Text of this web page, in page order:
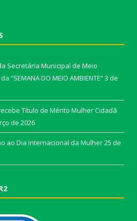
Secretária Municipal de Meio
“SEMANA DO MEIO AMBIENTE”3 de
Título de Mérito Mulher Cidadã
de 2026
ao Dia Internacional da Mulher25 de